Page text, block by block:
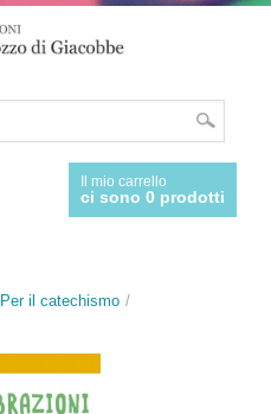
Il mio carrello
ci sono 0 prodotti
Per il catechismo